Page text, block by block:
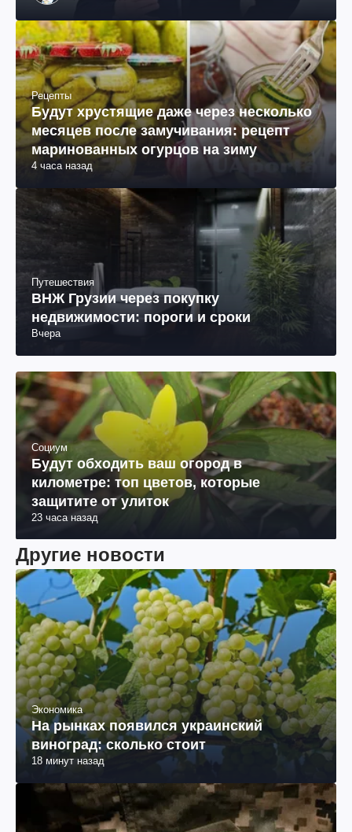
Рецепты
Будут хрустящие даже через несколько
месяцев после замучивания: рецепт
маринованных огурцов на зиму
4 часа назад
Путешествия
ВНЖ Грузии через покупку
недвижимости: пороги и сроки
Вчера
Социум
Будут обходить ваш огород в
километре: топ цветов, которые
защитите от улиток
23 часа назад
Другие новости
Экономика
На рынках появился украинский
виноград: сколько стоит
18 минут назад